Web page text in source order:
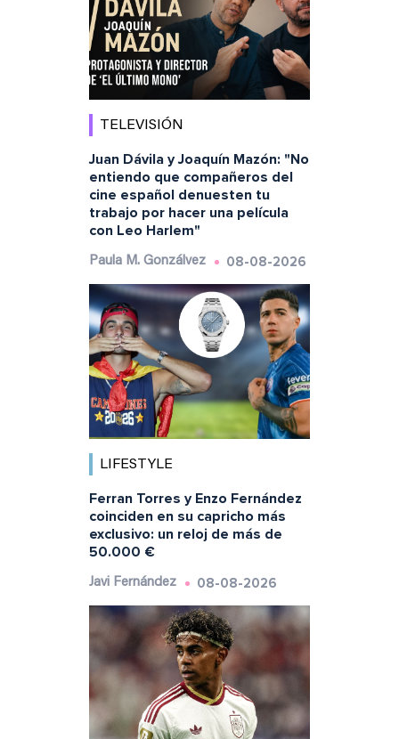
TELEVISIÓN
Juan Dávila y Joaquín Mazón: "No
entiendo que compañeros del
cine español denuesten tu
trabajo por hacer una película
con Leo Harlem"
Paula M. Gonzálvez 08-08-2026
LIFESTYLE
Ferran Torres y Enzo Fernández
coinciden en su capricho más
exclusivo: un reloj de más de
50.000 €
Javi Fernández 08-08-2026